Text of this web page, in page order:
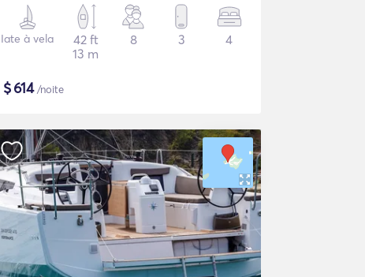
Iate à vela
42 ft
13 m
8 3 4
$614/noite